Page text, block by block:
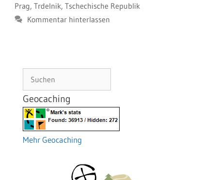
Prag, Trdelnik, Tschechische Republik
Kommentar hinterlassen
Geocaching
Mehr Geocaching